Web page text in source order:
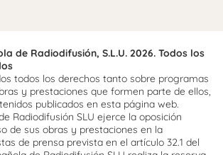
de Radiodifusión, S.L.U. 2026. Todos los
todos los derechos tanto sobre programas
y prestaciones que formen parte de ellos,
publicados en esta página web.
Radiodifusión SLU ejerce la oposición
de sus obras y prestaciones en la
de prensa prevista en el artículo 32.1 del